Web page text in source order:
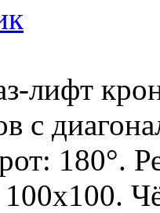
лифт
с
180°.